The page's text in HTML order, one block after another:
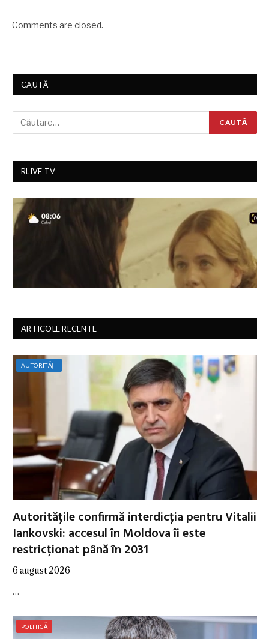
Comments are closed.
CAUTĂ
RLIVE TV
ARTICOLE RECENTE
AUTORITĂȚI
Autoritățile confirmă interdicția pentru Vitalii
Iankovski: accesul în Moldova îi este
restricționat până în 2031
6 august 2026
…
POLITICĂ